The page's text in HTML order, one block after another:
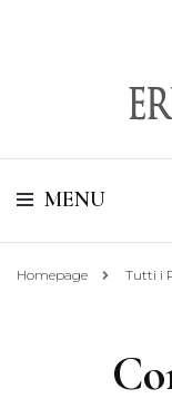
Vendita di Botaniche,
MENU
Homepage Tutti i